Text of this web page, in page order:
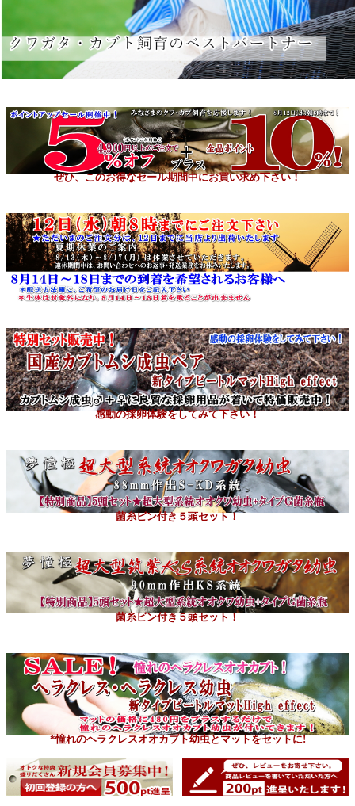
ぜひ、このお得なセール期間中にお買い求め下さい！
感動の採卵体験をしてみて下さい！
菌糸ビン付き５頭セット！
菌糸ビン付き５頭セット！
*憧れのヘラクレスオオカブト幼虫とマットをセットに!